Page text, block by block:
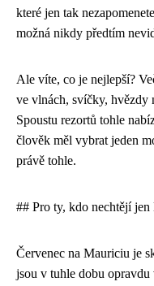
které jen tak
možná nikdy předtím
Ale víte, co je nejlepší?
ve vlnách, svíčky, hvězdy
Spoustu rezortů tohle
člověk měl vybrat jeden
právě tohle.
## Pro ty, kdo nechtějí jen
Červenec na Mauriciu je
jsou v tuhle dobu